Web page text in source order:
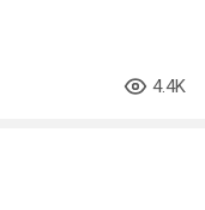
4.4K